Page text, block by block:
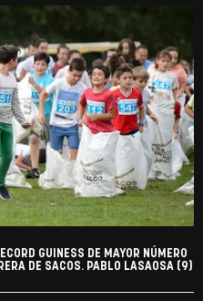
GUINESS DE MAYOR NÚMERO
DE SACOS. PABLO LASAOSA (9)